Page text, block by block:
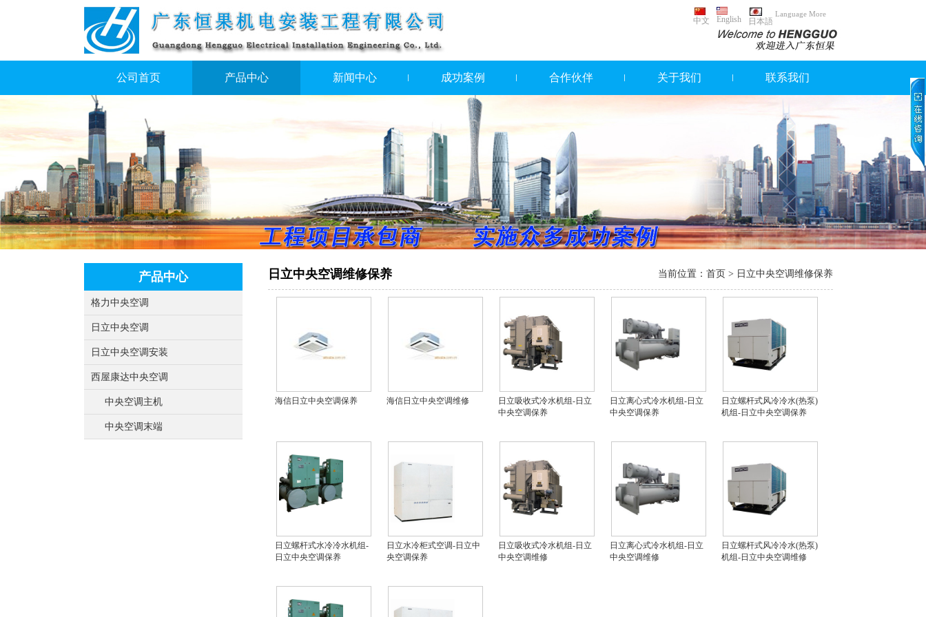
中文 English 日本語
Language More
公司首页 产品中心 新闻中心 成功案例 合作伙伴 关于我们 联系我们
产品中心
格力中央空调
日立中央空调
日立中央空调安装
西屋康达中央空调
中央空调主机
中央空调末端
日立中央空调维修保养 当前位置： 首页 > 日立中央空调维修保养
海信日立中央空调保养 海信日立中央空调维修
日立吸收式冷水机组-日立
中央空调保养
日立离心式冷水机组-日立
中央空调保养
日立螺杆式风冷冷水(热泵)
机组-日立中央空调保养
日立螺杆式水冷冷水机组-
日立中央空调保养
日立水冷柜式空调-日立中
央空调保养
日立吸收式冷水机组-日立
中央空调维修
日立离心式冷水机组-日立
中央空调维修
日立螺杆式风冷冷水(热泵)
机组-日立中央空调维修